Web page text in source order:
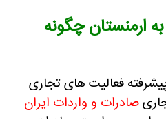
ارمنستان چگونه
پیشرفته فعالیت های تجاری
صادرات و واردات ایران